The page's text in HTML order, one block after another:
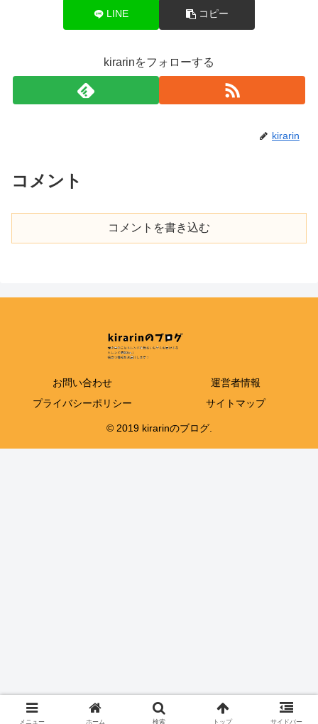
LINE コピー
kirarinをフォローする
kirarin
コメント
コメントを書き込む
お問い合わせ
運営者情報
プライバシーポリシー
サイトマップ
© 2019 kirarinのブログ.
メニュー ホーム 検索 トップ サイドバー